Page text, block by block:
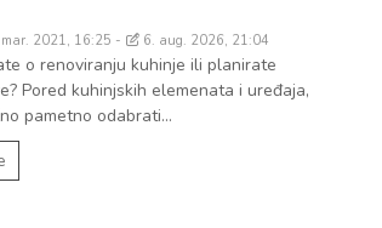
2021, 16:25 6. aug. 2026, 21:04
o renoviranju kuhinje ili planirate
Pored kuhinjskih elemenata i uređaja,
pametno odabrati...